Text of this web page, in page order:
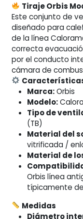
Tiraje Orbis
Este conjunto de
diseñado para
de la línea
correcta
por el conducto
cámara de
Marca:Orbis
Modelo:
Tipo de
(TB)
Material del
vitrificada /
Material de
Orbis línea
típicamente
Medidas
Diámetro